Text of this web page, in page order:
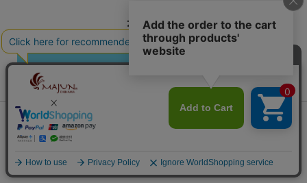
カテゴリー
メンズ
すべて見る
半袖シャツ
会員は578ポイント付与！
¥11,550税込